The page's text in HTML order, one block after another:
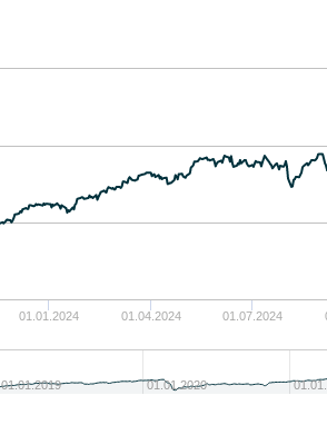
01.01.2024 01.04.2024 01.07.2024
01.01.2019 01.01.2020